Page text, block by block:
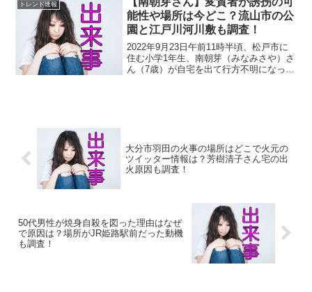
よると、事件以降、伯父の家...
トレンド速報
能性や場所は今どこ？流山市の公
園と江戸川河川敷も調査！
2022年9月23日午前11時半頃、松戸市に
住む小学1年生、南朝芽（みなみさや）さ
ん（7歳）が自宅を出て行方不明になって
大分市羽田の火事の場所はどこで火元の
ツイッター情報は？芳樹清子さん宅の出
火原因も調査！
50代男性が焼身自殺を図った理由はなぜ
で原因は？場所がJR姫路駅前だった動機
も調査！